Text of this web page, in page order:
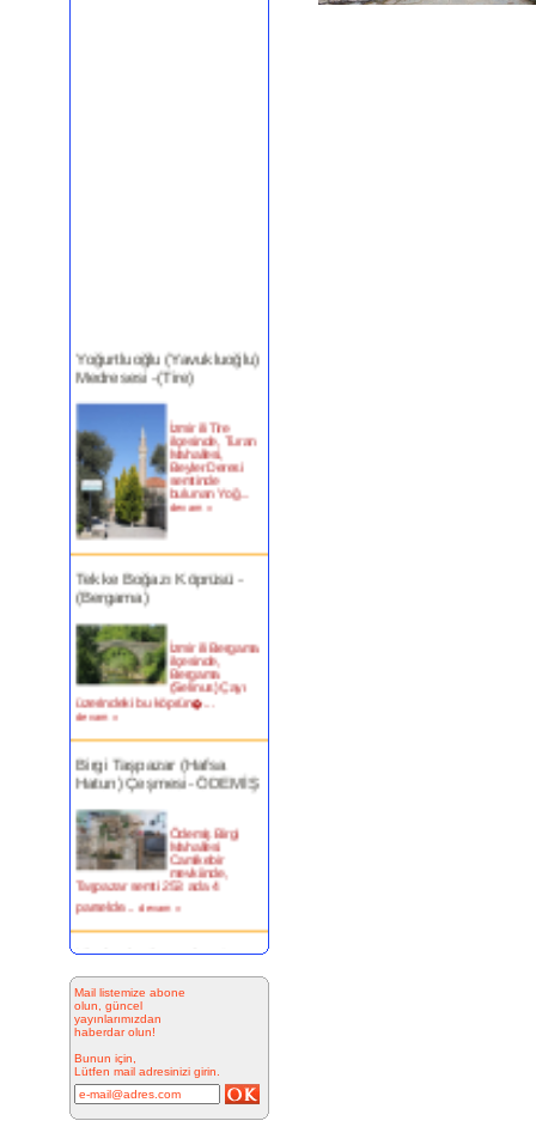
Yoğurtluoğlu (Yavukluoğlu)
Medresesi -(Tire)
İzmir ili Tire
ilçesinde, Turan
Mahallesi,
Beyler Deresi
semtinde
bulunan Yoğ...
devam »
Tekke Boğazı Köprüsü -
(Bergama)
İzmir ili Bergama
ilçesinde,
Bergama
(Selinus) Çayı
üzerindeki bu köprün�...
devam »
Birgi Taşpazar (Hafsa
Hatun) Çeşmesi- ÖDEMİŞ
Ödemiş Birgi
Mahallesi
Camikebir
mevkiinde,
Taşpazar semti 253 ada 4
parselde...
alan çarşı
bitiminde...
devam »
Mail listemize abone
olun, güncel
yayınlarımızdan
haberdar olun!
Bunun için,
Lütfen mail adresinizi girin.